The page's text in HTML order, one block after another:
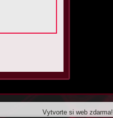
Vytvorte si web zdarma!